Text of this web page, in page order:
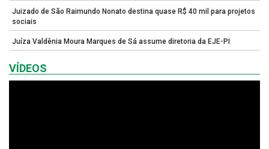
Juizado de São Raimundo Nonato destina quase R$ 40 mil para projetos
sociais
Juíza Valdênia Moura Marques de Sá assume diretoria da EJE-PI
VÍDEOS